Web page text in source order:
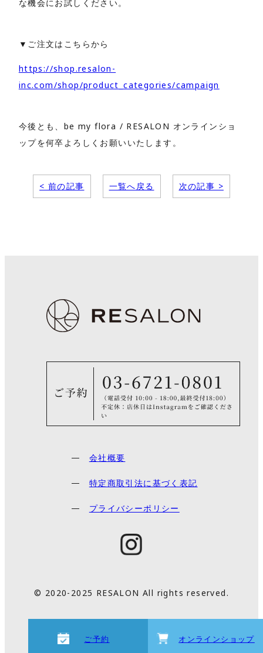
な機会にお試しください。
▼ご注文はこちらから
https://shop.resalon-
inc.com/shop/product_categories/campaign
今後とも、be my flora / RESALON オンラインショ
ップを何卒よろしくお願いいたします。
< 前の記事 一覧へ戻る 次の記事 >
会社概要
特定商取引法に基づく表記
プライバシーポリシー
© 2020-2025 RESALON All rights reserved.
ご予約 オンラインショップ